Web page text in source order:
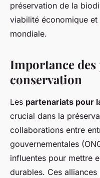
préservation de la
viabilité économique et
mondiale.
Importance
conservation
Les partenariats pour
crucial dans la
collaborations entre
gouvernementales
influentes pour mettre
durables. Ces